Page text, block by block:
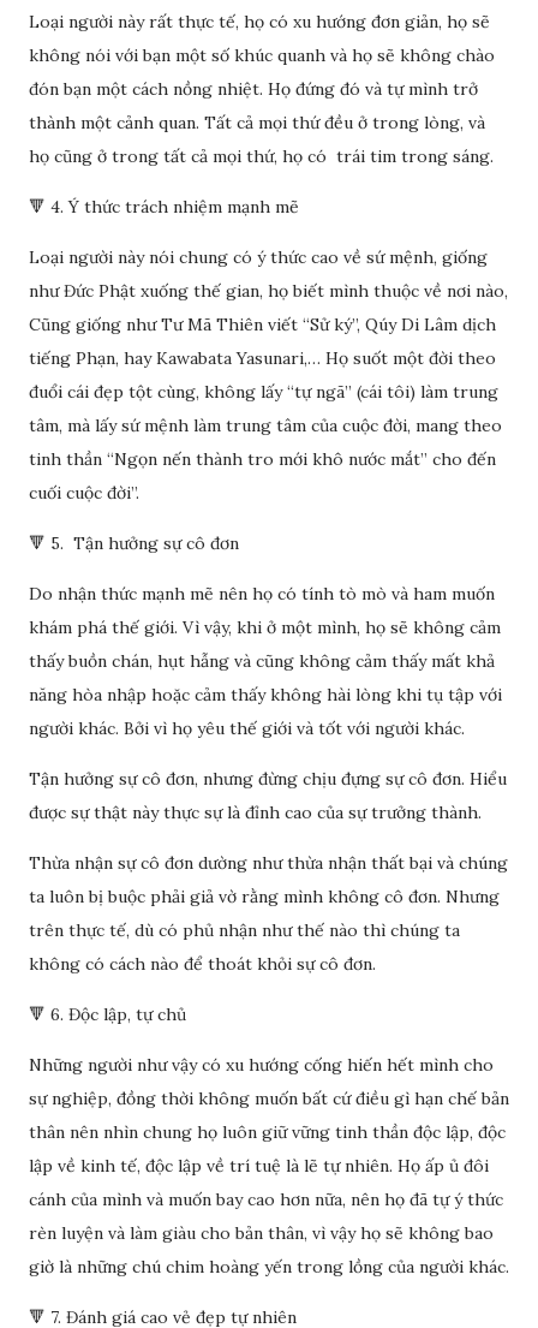
Loại người này rất thực tế, họ có xu hướng đơn giản, họ sẽ
không nói với bạn một số khúc quanh và họ sẽ không chào
đón bạn một cách nồng nhiệt. Họ đứng đó và tự mình trở
thành một cảnh quan. Tất cả mọi thứ đều ở trong lòng, và
họ cũng ở trong tất cả mọi thứ, họ có trái tim trong sáng.
🔻 4. Ý thức trách nhiệm mạnh mẽ
Loại người này nói chung có ý thức cao về sứ mệnh, giống
như Đức Phật xuống thế gian, họ biết mình thuộc về nơi nào,
Cũng giống như Tư Mã Thiên viết “Sử ký”, Qúy Di Lâm dịch
tiếng Phạn, hay Kawabata Yasunari,… Họ suốt một đời theo
đuổi cái đẹp tột cùng, không lấy “tự ngã” (cái tôi) làm trung
tâm, mà lấy sứ mệnh làm trung tâm của cuộc đời, mang theo
tinh thần “Ngọn nến thành tro mới khô nước mắt” cho đến
cuối cuộc đời”.
🔻 5. Tận hưởng sự cô đơn
Do nhận thức mạnh mẽ nên họ có tính tò mò và ham muốn
khám phá thế giới. Vì vậy, khi ở một mình, họ sẽ không cảm
thấy buồn chán, hụt hẫng và cũng không cảm thấy mất khả
năng hòa nhập hoặc cảm thấy không hài lòng khi tụ tập với
người khác. Bởi vì họ yêu thế giới và tốt với người khác.
Tận hưởng sự cô đơn, nhưng đừng chịu đựng sự cô đơn. Hiểu
được sự thật này thực sự là đỉnh cao của sự trưởng thành.
Thừa nhận sự cô đơn dường như thừa nhận thất bại và chúng
ta luôn bị buộc phải giả vờ rằng mình không cô đơn. Nhưng
trên thực tế, dù có phủ nhận như thế nào thì chúng ta
không có cách nào để thoát khỏi sự cô đơn.
🔻 6. Độc lập, tự chủ
Những người như vậy có xu hướng cống hiến hết mình cho
sự nghiệp, đồng thời không muốn bất cứ điều gì hạn chế bản
thân nên nhìn chung họ luôn giữ vững tinh thần độc lập, độc
lập về kinh tế, độc lập về trí tuệ là lẽ tự nhiên. Họ ấp ủ đôi
cánh của mình và muốn bay cao hơn nữa, nên họ đã tự ý thức
rèn luyện và làm giàu cho bản thân, vì vậy họ sẽ không bao
giờ là những chú chim hoàng yến trong lồng của người khác.
🔻 7. Đánh giá cao vẻ đẹp tự nhiên